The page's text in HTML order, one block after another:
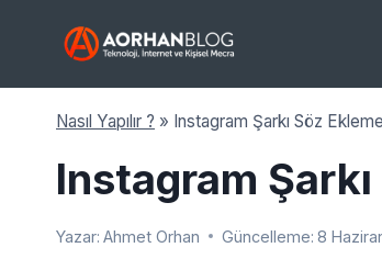
Nasıl Yapılır ? » Instagram Şarkı Söz
Instagram
Yazar: Ahmet Orhan Güncelleme: 8